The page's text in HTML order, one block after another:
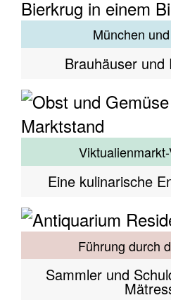
München
Brauhäuser und
Eine kulinarische
Führung durch
Sammler und